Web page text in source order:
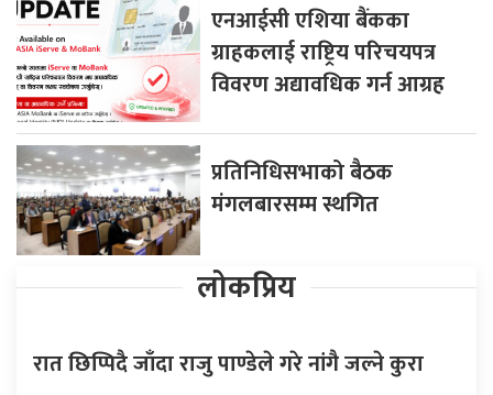
एनआईसी एशिया बैंकका
ग्राहकलाई राष्ट्रिय परिचयपत्र
विवरण अद्यावधिक गर्न आग्रह
प्रतिनिधिसभाको बैठक
मंगलबारसम्म स्थगित
लोकप्रिय
रात छिप्पिदै जाँदा राजु पाण्डेले गरे नांगै जल्ने कुरा